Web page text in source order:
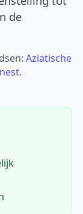
de
Aziatische
.